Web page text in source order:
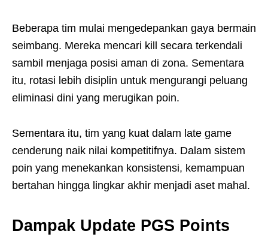
Beberapa tim mulai mengedepankan gaya bermain
seimbang. Mereka mencari kill secara terkendali
sambil menjaga posisi aman di zona. Sementara
itu, rotasi lebih disiplin untuk mengurangi peluang
eliminasi dini yang merugikan poin.
Sementara itu, tim yang kuat dalam late game
cenderung naik nilai kompetitifnya. Dalam sistem
poin yang menekankan konsistensi, kemampuan
bertahan hingga lingkar akhir menjadi aset mahal.
Dampak Update PGS Points